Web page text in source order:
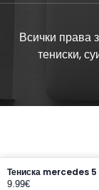
Всички права
тениски,
Тениска mercedes 5
9.99€